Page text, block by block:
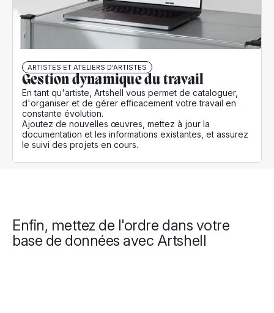
ARTISTES ET ATELIERS D'ARTISTES
Gestion dynamique du travail
En tant qu'artiste, Artshell vous permet de cataloguer,
d'organiser et de gérer efficacement votre travail en
constante évolution.
Ajoutez de nouvelles œuvres, mettez à jour la
documentation et les informations existantes, et assurez
le suivi des projets en cours.
Enfin, mettez de l'ordre dans votre
base de données avec Artshell